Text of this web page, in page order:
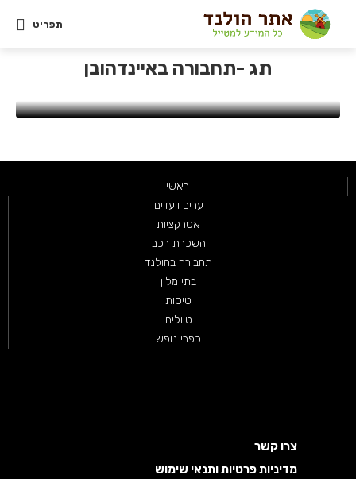
תפריט
תג -תחבורה באיינדהובן
תחבורה בהולנד
מדריך מעודכן 2026
ראשי
ערים ויעדים
אטרקציות
השכרת רכב
תחבורה בהולנד
בתי מלון
טיסות
טיולים
כפרי נופש
צרו קשר
מדיניות פרטיות ותנאי שימוש